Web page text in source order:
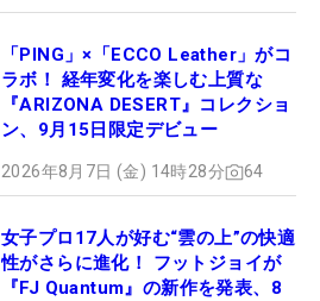
「PING」×「ECCO Leather」がコ
ラボ！ 経年変化を楽しむ上質な
『ARIZONA DESERT』コレクショ
ン、9月15日限定デビュー
2026年8月7日 (金) 14時28分 64
女子プロ17人が好む“雲の上”の快適
性がさらに進化！ フットジョイが
『FJ Quantum』の新作を発表、8